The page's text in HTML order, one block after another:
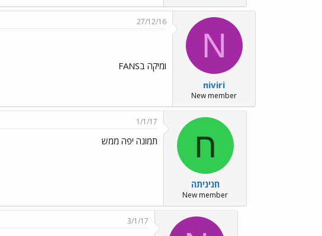
N
niviri
New member
27/12/16
ומיקה בFANS
ח
חניניתה
New member
1/1/17
תמונה יפה ממש
3/1/17